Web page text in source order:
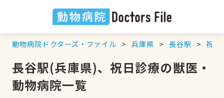
動物病院ドクターズ・ファイル 兵庫県 長谷駅 祝日
長谷駅(兵庫県)、祝日診療の獣医・
動物病院一覧